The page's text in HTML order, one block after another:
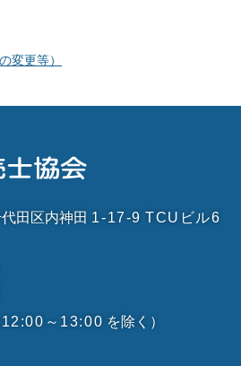
変更等）
田区内神田 1-17-9 TCUビル6
12:00～13:00 を除く）